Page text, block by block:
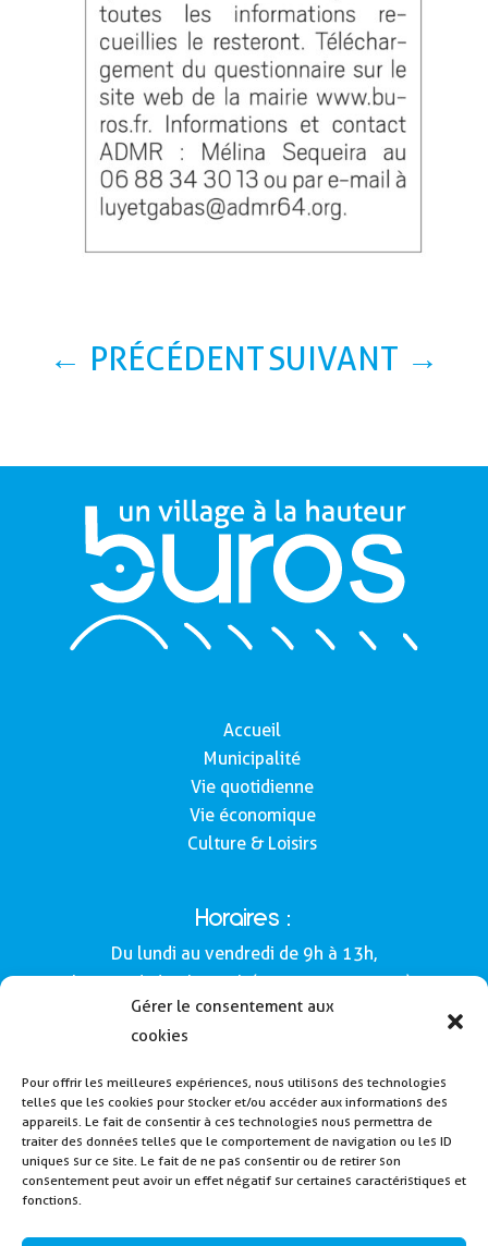
Gérer le consentement aux
cookies
Pour offrir les meilleures expériences, nous utilisons des technologies
telles que les cookies pour stocker et/ou accéder aux informations des
appareils. Le fait de consentir à ces technologies nous permettra de
traiter des données telles que le comportement de navigation ou les ID
uniques sur ce site. Le fait de ne pas consentir ou de retirer son
consentement peut avoir un effet négatif sur certaines caractéristiques et
fonctions.
← PRÉCÉDENTSUIVANT →
Accueil
Municipalité
Vie quotidienne
Vie économique
Culture & Loisirs
Horaires :
Du lundi au vendredi de 9h à 13h,
le samedi de 9h à 12h (Semaines impaires).
160, route de Morlàas
64160 - Buros
Tél : 05 59 62 54 49
Inscription alerte SMS